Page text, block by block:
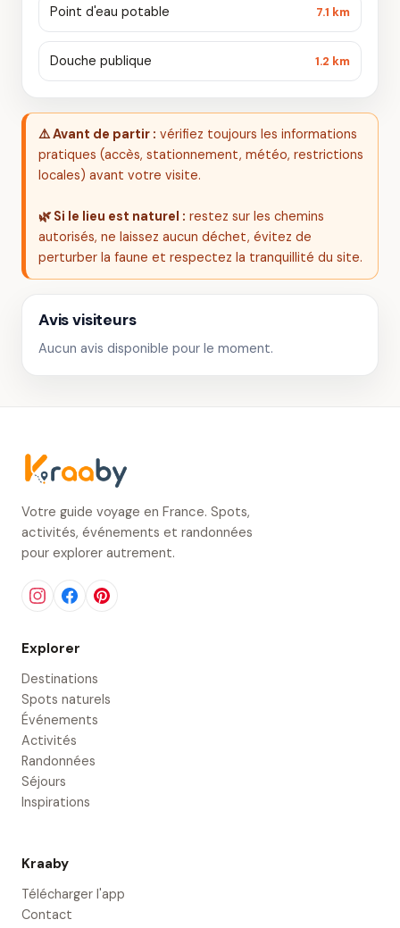
Point d'eau potable 7.1 km
Douche publique 1.2 km
⚠️ Avant de partir : vérifiez toujours les informations
pratiques (accès, stationnement, météo, restrictions
locales) avant votre visite.
🌿 Si le lieu est naturel : restez sur les chemins
autorisés, ne laissez aucun déchet, évitez de
perturber la faune et respectez la tranquillité du site.
Avis visiteurs
Aucun avis disponible pour le moment.
Votre guide voyage en France. Spots,
activités, événements et randonnées
pour explorer autrement.
Explorer
Destinations
Spots naturels
Événements
Activités
Randonnées
Séjours
Inspirations
Kraaby
Télécharger l'app
Contact